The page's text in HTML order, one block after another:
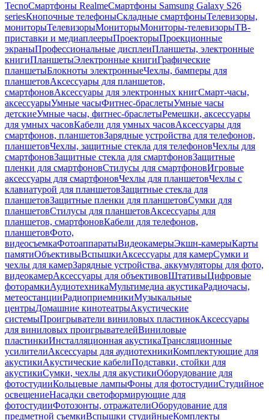
TecnoСмартфоны RealmeСмартфоны Samsung Galaxy S26
seriesКнопочные телефоныСкладные смартфоныТелевизоры,
мониторыТелевизорыМониторыМониторы-телевизорыТВ-
приставки и медиаплеерыПроекторыПроекционные
экраныПрофессиональные дисплеиПланшеты, электронные
книгиПланшетыЭлектронные книгиГрафические
планшетыБлокноты электронныеЧехлы, бамперы для
планшетовАксессуары для планшетов,
смартфоновАксессуары для электронных книгСмарт-часы,
аксессуарыУмные часыФитнес-браслетыУмные часы
детскиеУмные часы, фитнес-браслетыРемешки, аксессуары
для умных часовКабели для умных часовАксессуары для
смартфонов, планшетовЗарядные устройства для телефонов,
планшетовЧехлы, защитные стекла для телефоновЧехлы для
смартфоновЗащитные стекла для смартфоновЗащитные
пленки для смартфоновСтилусы для смартфоновИгровые
аксессуары для смартфоновЧехлы для планшетовЧехлы с
клавиатурой для планшетовЗащитные стекла для
планшетовЗащитные пленки для планшетовСумки для
планшетовСтилусы для планшетовАксессуары для
планшетов, смартфоновКабели для телефонов,
планшетовФото,
видеосъемкаФотоаппаратыВидеокамерыЭкшн-камерыКарты
памятиОбъективыВспышкиАксессуары для камерСумки и
чехлы для камерЗарядные устройства, аккумуляторы для фото,
видеокамерАксессуары для объективовШтативыЦифровые
фоторамкиАудиотехникаМультимедиа акустикаРадиочасы,
метеостанцииРадиоприемникиМузыкальные
центрыДомашние кинотеатрыАкустические
системыПроигрыватели виниловых пластинокАксессуары
для виниловых проигрывателейВиниловые
пластинкиИнсталляционная акустикаТрансляционные
усилителиАксессуары для аудиотехникиКомплектующие для
акустикиАкустические кабелиПодставки, стойки для
акустикиСумки, чехлы для акустикиОборудование для
фотостудииКольцевые лампыФоны для фотостудииСтудийное
освещениеНасадки светоформирующие для
фотостудииФотозонты, отражателиОборудование для
предметной съемкиВспышки студийныеКомплекты